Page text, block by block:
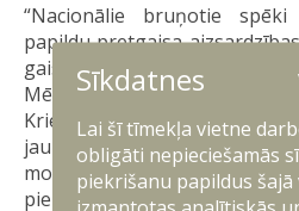
“Nacionālie bruņotie
papildu pretgaisa
gaisa telpas novērošanu,
Mēs saskaramies ar
Krievijas un bezpilota
jaunā realitāte. Tādēļ
motivē NATO
pieņemtos kolektīvos
Sīkdatnes
Lai šī tīmekļa vietne
obligāti nepieciešamās
piekrišanu papildus